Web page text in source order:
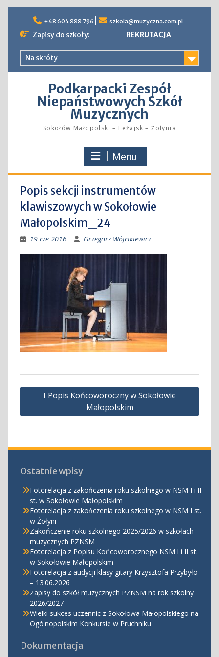
content
+48 604 888 796 szkola@muzyczna.com.pl
Zapisy do szkoły: REKRUTACJA
Na skróty
Podkarpacki Zespół
Niepaństwowych Szkół
Muzycznych
Sokołów Małopolski – Leżajsk – Żołynia
Menu
Popis sekcji instrumentów
klawiszowych w Sokołowie
Małopolskim_24
19 cze 2016 Grzegorz Wójcikiewicz
Nawigacja
I Popis Końcoworoczny w Sokołowie
Małopolskim
Ostatnie wpisy
Fotorelacja z zakończenia roku szkolnego w NSM I i II
st. w Sokołowie Małopolskim
Fotorelacja z zakończenia roku szkolnego w NSM I st.
w Żołyni
Zakończenie roku szkolnego 2025/2026 w szkołach
muzycznych PZNSM
Fotorelacja z Popisu Końcoworocznego NSM I i II st.
w Sokołowie Małopolskim
Fotorelacja z audycji klasy gitary Krzysztofa Przybyło
– 13.06.2026
Zapisy do szkół muzycznych PZNSM na rok szkolny
2026/2027
Wielki sukces uczennic z Sokołowa Małopolskiego na
Ogólnopolskim Konkursie w Pruchniku
Dokumentacja